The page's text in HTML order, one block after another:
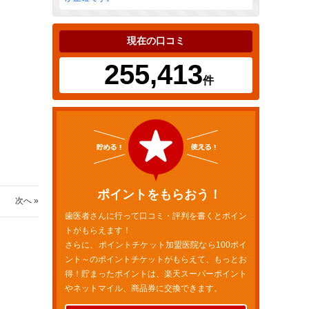
次へ »
現在の口コミ
255,413件
ポイントをもらおう！
歯医者さんに行って口コミ・評判を書くとポイン
トがもらえます！
さらに、ポイントチケット加盟医院なら100ポイ
ント～のポイントチケットがもらえて、もっとお
得！貯まったポイントは、楽天スーパーポイント
やネットマイル、商品券に交換できます。